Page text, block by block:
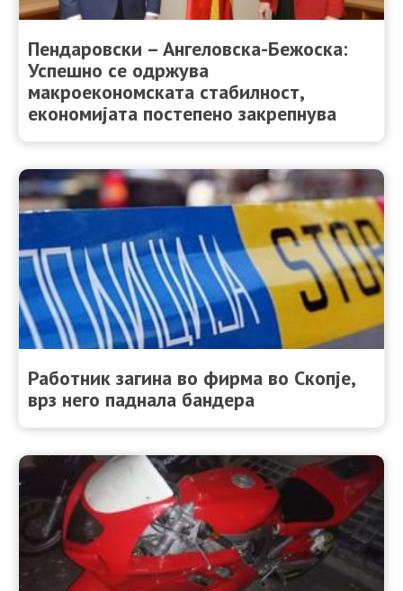
Пендаровски – Ангеловска-Бежоска:
Успешно се одржува
макроекономската стабилност,
економијата постепено закрепнува
Работник загина во фирма во Скопје,
врз него паднала бандера